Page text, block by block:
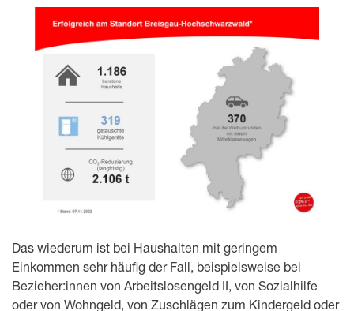
Das wiederum ist bei Haushalten mit geringem
Einkommen sehr häufig der Fall, beispielsweise bei
Bezieher:innen von Arbeitslosengeld II, von Sozialhilfe
oder von Wohngeld, von Zuschlägen zum Kindergeld oder